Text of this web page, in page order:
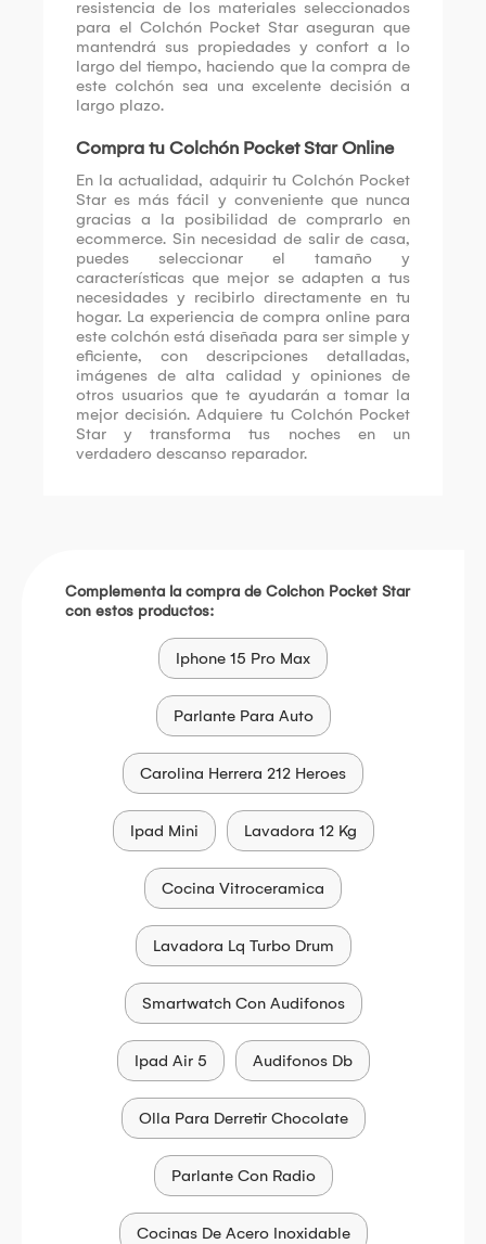
resistencia de los materiales seleccionados
para el Colchón Pocket Star aseguran que
mantendrá sus propiedades y confort a lo
largo del tiempo, haciendo que la compra de
este colchón sea una excelente decisión a
largo plazo.
Compra tu Colchón Pocket Star Online
En la actualidad, adquirir tu Colchón Pocket
Star es más fácil y conveniente que nunca
gracias a la posibilidad de comprarlo en
ecommerce. Sin necesidad de salir de casa,
puedes seleccionar el tamaño y
características que mejor se adapten a tus
necesidades y recibirlo directamente en tu
hogar. La experiencia de compra online para
este colchón está diseñada para ser simple y
eficiente, con descripciones detalladas,
imágenes de alta calidad y opiniones de
otros usuarios que te ayudarán a tomar la
mejor decisión. Adquiere tu Colchón Pocket
Star y transforma tus noches en un
verdadero descanso reparador.
Complementa la compra de Colchon Pocket Star
con estos productos:
Iphone 15 Pro Max
Parlante Para Auto
Carolina Herrera 212 Heroes
Ipad Mini Lavadora 12 Kg
Cocina Vitroceramica
Lavadora Lq Turbo Drum
Smartwatch Con Audifonos
Ipad Air 5 Audifonos Db
Olla Para Derretir Chocolate
Parlante Con Radio
Cocinas De Acero Inoxidable